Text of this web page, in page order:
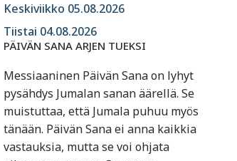
Keskiviikko 05.08.2026
Tiistai 04.08.2026
PÄIVÄN SANA ARJEN TUEKSI
Messiaaninen Päivän Sana on lyhyt
pysähdys Jumalan sanan äärellä. Se
muistuttaa, että Jumala puhuu myös
tänään. Päivän Sana ei anna kaikkia
vastauksia, mutta se voi ohjata